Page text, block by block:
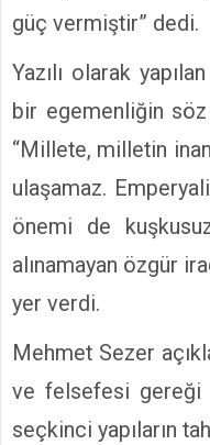
güç vermiştir” dedi.
Yazılı olarak
bir egemenliğin söz
“Millete, milletin
ulaşamaz.
önemi de
alınamayan özgür
yer verdi.
Mehmet Sezer
ve felsefesi gereği
seçkinci yapıların